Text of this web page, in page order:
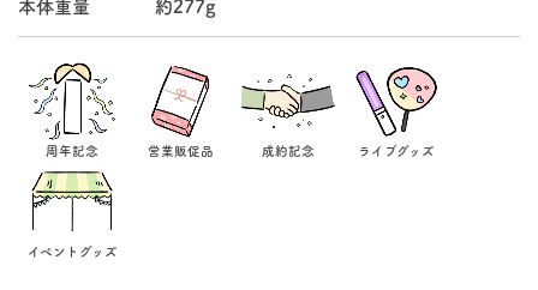
本体重量 約277g
周年記念 営業販促品 成約記念 ライブグッズ
イベントグッズ